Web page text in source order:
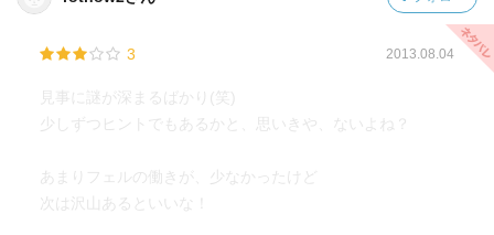
3 2013.08.04
見事に謎が深まるばかり(笑)
少しずつヒントでもあるかと、思いきや、ないよね？
あまりフェルの働きが、少なかったけど
次は沢山あるといいな！